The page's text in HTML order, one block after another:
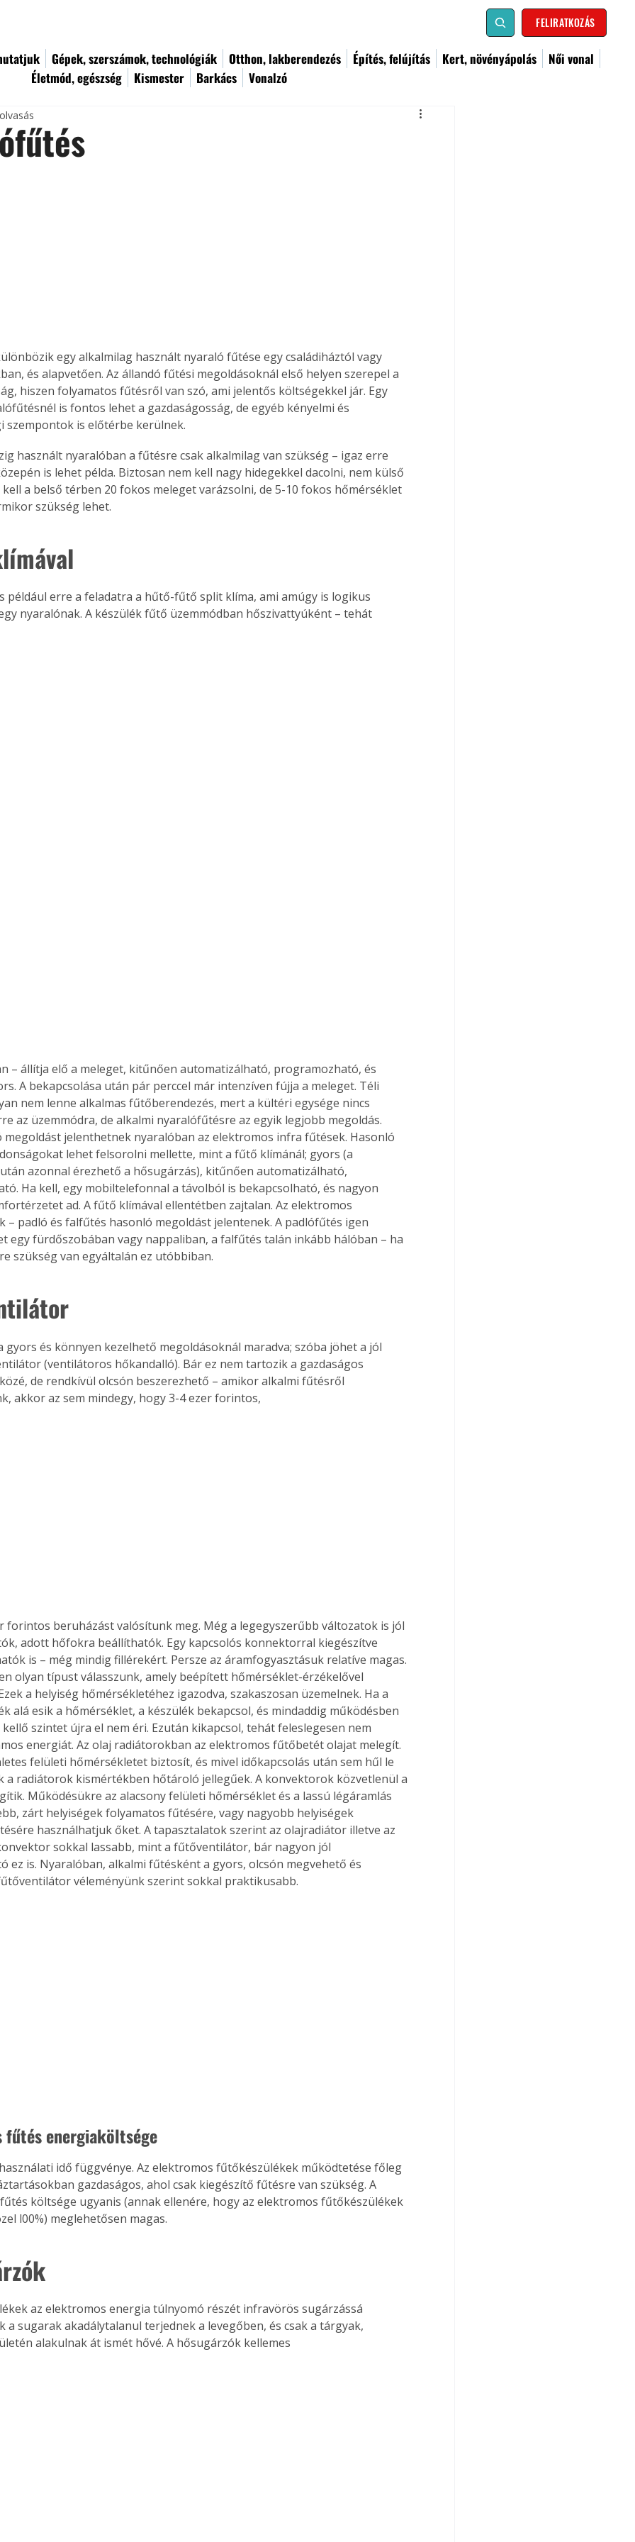
FELIRATKOZÁS
Gépek, szerszámok, technológiák Otthon, lakberendezés Építés, felújítás Kert, növényápolás
Női vonal
Életmód, egészség
Kismester Barkács Vonalzó
az
Old
Együtt jobban megéri!
Bővebb információ itt!
Együtt jobban megéri! A
könyvek tetszőleges
párosítással kedvezményes
egy alkalmilag használt nyaraló fűtése egy családiháztól vagy
és alapvetően. Az állandó fűtési megoldásoknál első helyen szerepel a
hiszen folyamatos fűtésről van szó, ami jelentős költségekkel jár. Egy
is fontos lehet a gazdaságosság, de egyéb kényelmi és
szempontok is előtérbe kerülnek.
használt nyaralóban a fűtésre csak alkalmilag van szükség – igaz erre
is lehet példa. Biztosan nem kell nagy hidegekkel dacolni, nem külső
a belső térben 20 fokos meleget varázsolni, de 5-10 fokos hőmérséklet
szükség lehet.
például erre a feladatra a hűtő-fűtő split klíma, ami amúgy is logikus
nyaralónak. A készülék fűtő üzemmódban hőszivattyúként – tehát
– állítja elő a meleget, kitűnően automatizálható, programozható, és
A bekapcsolása után pár perccel már intenzíven fújja a meleget. Téli
nem lenne alkalmas fűtőberendezés, mert a kültéri egysége nincs
az üzemmódra, de alkalmi nyaralófűtésre az egyik legjobb megoldás.
megoldást jelenthetnek nyaralóban az elektromos infra fűtések. Hasonló
lehet felsorolni mellette, mint a fűtő klímánál; gyors (a
azonnal érezhető a hősugárzás), kitűnően automatizálható,
Ha kell, egy mobiltelefonnal a távolból is bekapcsolható, és nagyon
ad. A fűtő klímával ellentétben zajtalan. Az elektromos
– padló és falfűtés hasonló megoldást jelentenek. A padlófűtés igen
egy fürdőszobában vagy nappaliban, a falfűtés talán inkább hálóban – ha
szükség van egyáltalán ez utóbbiban.
gyors és könnyen kezelhető megoldásoknál maradva; szóba jöhet a jól
(ventilátoros hőkandalló). Bár ez nem tartozik a gazdaságos
de rendkívül olcsón beszerezhető – amikor alkalmi fűtésről
akkor az sem mindegy, hogy 3-4 ezer forintos,
forintos beruházást valósítunk meg. Még a legegyszerűbb változatok is jól
adott hőfokra beállíthatók. Egy kapcsolós konnektorral kiegészítve
is – még mindig fillérekért. Persze az áramfogyasztásuk relatíve magas.
olyan típust válasszunk, amely beépített hőmérséklet-érzékelővel
a helyiség hőmérsékletéhez igazodva, szakaszosan üzemelnek. Ha a
alá esik a hőmérséklet, a készülék bekapcsol, és mindaddig működésben
kellő szintet újra el nem éri. Ezután kikapcsol, tehát feleslegesen nem
energiát. Az olaj radiátorokban az elektromos fűtőbetét olajat melegít.
felületi hőmérsékletet biztosít, és mivel időkapcsolás után sem hűl le
a radiátorok kismértékben hőtároló jellegűek. A konvektorok közvetlenül a
Működésükre az alacsony felületi hőmérséklet és a lassú légáramlás
zárt helyiségek folyamatos fűtésére, vagy nagyobb helyiségek
használhatjuk őket. A tapasztalatok szerint az olajradiátor illetve az
sokkal lassabb, mint a fűtőventilátor, bár nagyon jól
ez is. Nyaralóban, alkalmi fűtésként a gyors, olcsón megvehető és
véleményünk szerint sokkal praktikusabb.
fűtés energiaköltsége
idő függvénye. Az elektromos fűtőkészülékek működtetése főleg
gazdaságos, ahol csak kiegészítő fűtésre van szükség. A
költsége ugyanis (annak ellenére, hogy az elektromos fűtőkészülékek
l00%) meglehetősen magas.
az elektromos energia túlnyomó részét infravörös sugárzássá
a sugarak akadálytalanul terjednek a levegőben, és csak a tárgyak,
alakulnak át ismét hővé. A hősugárzók kellemes